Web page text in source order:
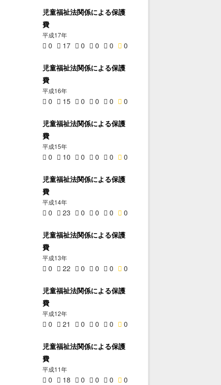
児童福祉法関係による保護
費
平成17年
0 17 0 0 0 0
児童福祉法関係による保護
費
平成16年
0 15 0 0 0 0
児童福祉法関係による保護
費
平成15年
0 10 0 0 0 0
児童福祉法関係による保護
費
平成14年
0 23 0 0 0 0
児童福祉法関係による保護
費
平成13年
0 22 0 0 0 0
児童福祉法関係による保護
費
平成12年
0 21 0 0 0 0
児童福祉法関係による保護
費
平成11年
0 18 0 0 0 0